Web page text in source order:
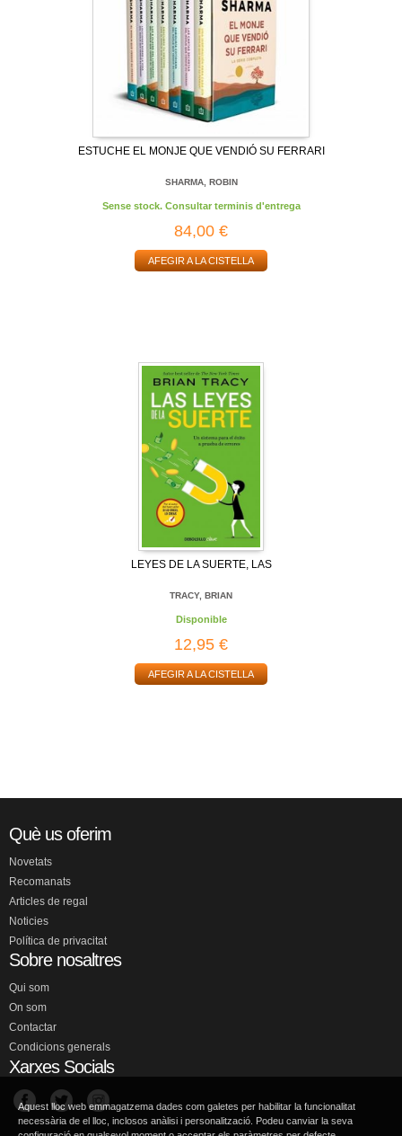
ESTUCHE EL MONJE QUE VENDIÓ SU FERRARI
SHARMA, ROBIN
Sense stock. Consultar terminis d'entrega
84,00 €
AFEGIR A LA CISTELLA
LEYES DE LA SUERTE, LAS
TRACY, BRIAN
Disponible
12,95 €
AFEGIR A LA CISTELLA
Què us oferim
Novetats
Recomanats
Articles de regal
Noticies
Política de privacitat
Sobre nosaltres
Qui som
On som
Contactar
Condicions generals
Xarxes Socials
Aquest lloc web emmagatzema dades com galetes per habilitar la funcionalitat
necessària de el lloc, inclosos anàlisi i personalització. Podeu canviar la seva